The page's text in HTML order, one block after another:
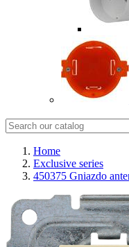
Home
Exclusive series
450375 Gniazdo